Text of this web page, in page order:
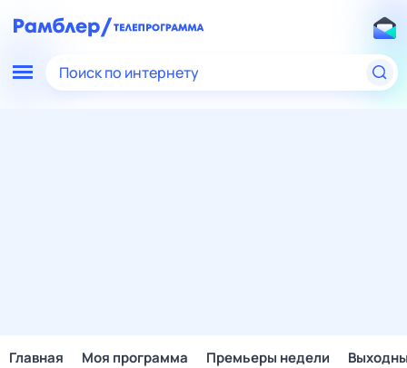
Поиск по интернету
Главная Моя программа Премьеры недели